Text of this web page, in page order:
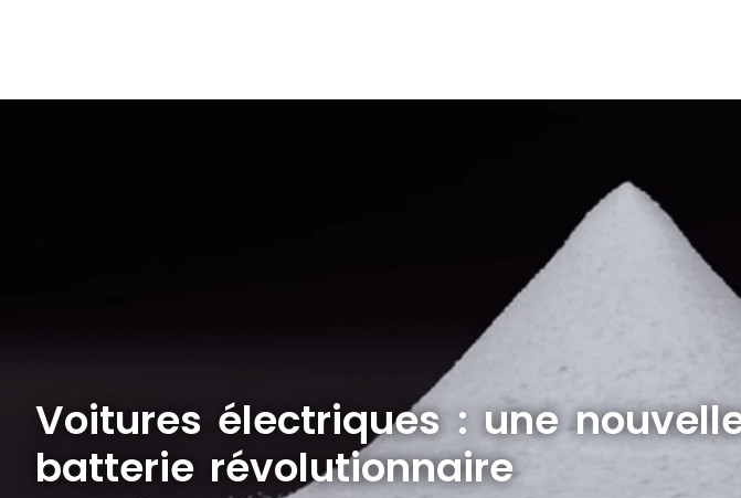
Voitures électriques : une
batterie révolutionnaire